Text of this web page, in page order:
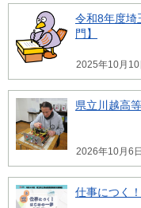
令和8年度埼
門】
2025年10月
県立川越高
2026年10月6
仕事につく